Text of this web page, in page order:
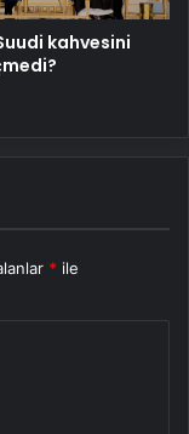
kahvesini
* ile